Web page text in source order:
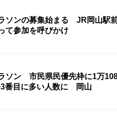
ソンの募集始まる JR岡山駅
て参加を呼びかけ
ソン 市民県民優先枠に1万
番目に多い人数に 岡山